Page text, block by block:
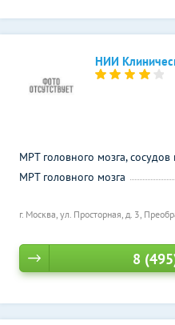
НИИ
г. Москва, ул. Просторная, д. 3,
МРТ головного мозга,
МРТ головного мозга
8